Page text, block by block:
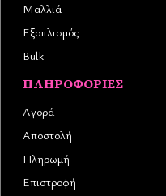
Μαλλιά
Εξοπλισμός
Bulk
ΠΛΗΡΟΦΟΡΊΕΣ
Αγορά
Αποστολή
Πληρωμή
Επιστροφή